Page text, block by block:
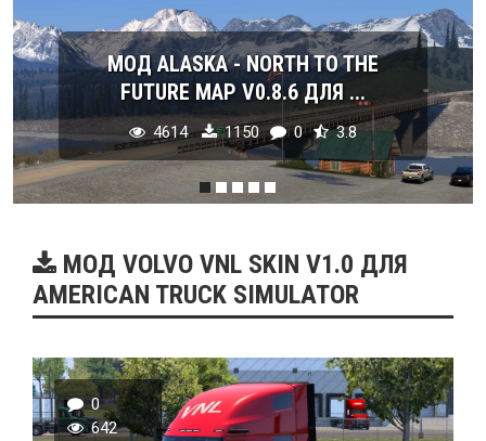
МОД ALASKA - NORTH TO THE
FUTURE MAP V0.8.6 ДЛЯ ...
4614 1150 0 3.8
МОД VOLVO VNL SKIN V1.0 ДЛЯ
AMERICAN TRUCK SIMULATOR
0
642